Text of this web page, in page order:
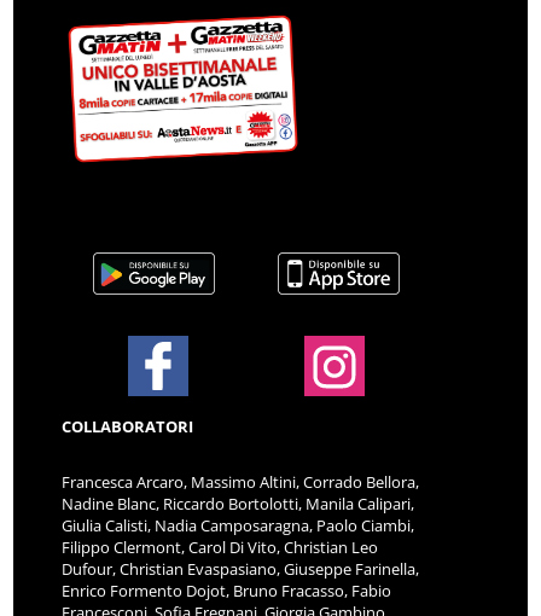
COLLABORATORI
Francesca Arcaro, Massimo Altini, Corrado Bellora,
Nadine Blanc, Riccardo Bortolotti, Manila Calipari,
Giulia Calisti, Nadia Camposaragna, Paolo Ciambi,
Filippo Clermont, Carol Di Vito, Christian Leo
Dufour, Christian Evaspasiano, Giuseppe Farinella,
Enrico Formento Dojot, Bruno Fracasso, Fabio